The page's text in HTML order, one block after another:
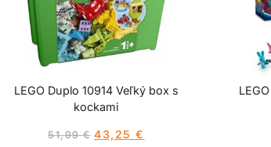
LEGO Duplo 10914 Veľký box s
kockami
51,99€ 43,25 €